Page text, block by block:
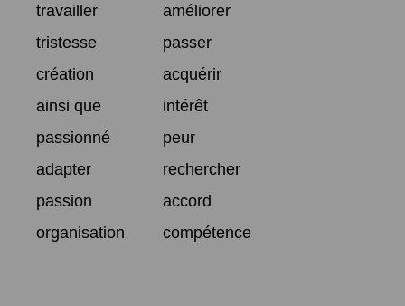
travailler
améliorer
tristesse
passer
création
acquérir
ainsi que
intérêt
passionné
peur
adapter
rechercher
passion
accord
organisation
compétence